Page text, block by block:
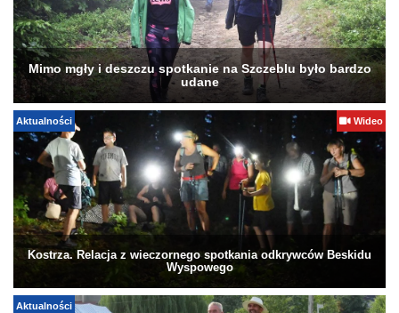
Mimo mgły i deszczu spotkanie na Szczeblu było bardzo
udane
Aktualności Wideo
Kostrza. Relacja z wieczornego spotkania odkrywców Beskidu
Wyspowego
Aktualności